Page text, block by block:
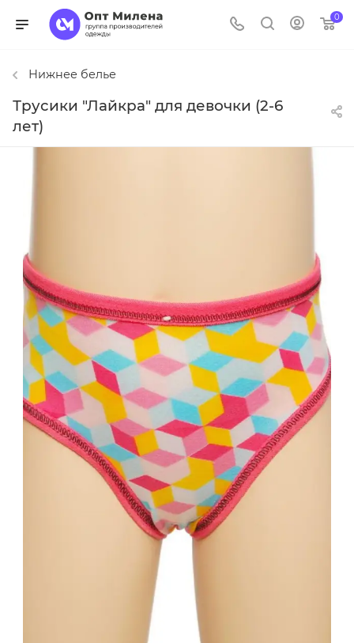
0
Нижнее белье
Трусики "Лайкра" для девочки (2-6
лет)